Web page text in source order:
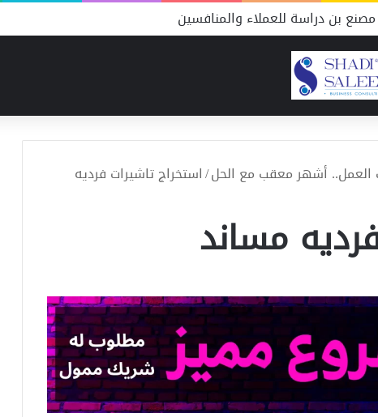
بن دراسة للعملاء والمنافسين
العمل.. أشهر معقب مع الحل/استخراج تاشيرات فرديه
مساند